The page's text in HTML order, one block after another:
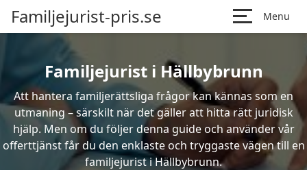
Familjejurist-pris.se Menu
Familjejurist i Hällbybrunn
Att hantera familjerättsliga frågor kan kännas som en
utmaning – särskilt när det gäller att hitta rätt juridisk
hjälp. Men om du följer denna guide och använder vår
offerttjänst får du den enklaste och tryggaste vägen till en
familjejurist i Hällbybrunn.